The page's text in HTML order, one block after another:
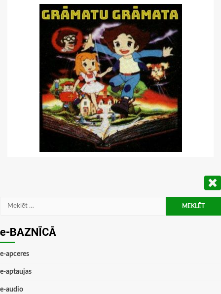
Meklēt:
e-BAZNĪCĀ
e-apceres
e-aptaujas
e-audio